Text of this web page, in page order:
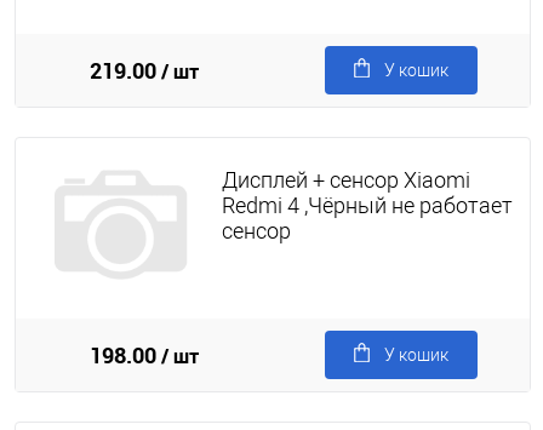
219.00/ шт У кошик
Дисплей + сенсор Xiaomi
Redmi 4 ,Чёрный не работает
сенсор
198.00/ шт У кошик